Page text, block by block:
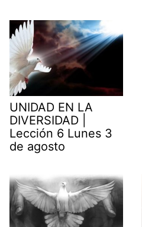
UNIDAD EN LA
DIVERSIDAD |
Lección 6 Lunes 3
de agosto